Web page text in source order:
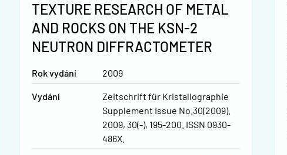
TEXTURE RESEARCH OF METAL
AND ROCKS ON THE KSN-2
NEUTRON DIFFRACTOMETER
Rok vydání 2009
Vydání
Zeitschrift für Kristallographie
Supplement Issue No.30(2009).
2009, 30(-), 195-200. ISSN 0930-
486X.